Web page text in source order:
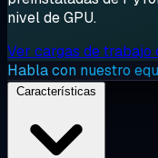
nivel de GPU.
Ver cargas de trabajo
Habla con nuestro